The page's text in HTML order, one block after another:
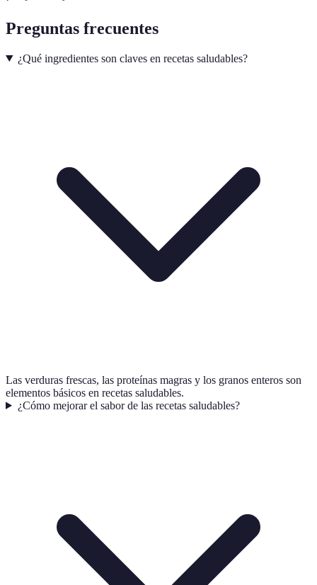
Preguntas frecuentes
¿Qué ingredientes son claves en recetas saludables?
Las verduras frescas, las proteínas magras y los granos enteros son
elementos básicos en recetas saludables.
¿Cómo mejorar el sabor de las recetas saludables?